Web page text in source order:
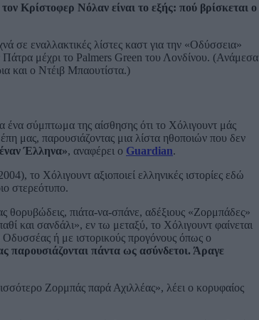
Κρίστοφερ Νόλαν είναι το εξής: πού βρίσκεται ο
σε εναλλακτικές λίστες καστ για την «Οδύσσεια»
Πάτρα μέχρι το Palmers Green του Λονδίνου. (Ανάμεσα
και ο Ντέιβ Μπαουτίστα.)
ένα σύμπτωμα της αίσθησης ότι το Χόλιγουντ μάς
μας, παρουσιάζοντας μια λίστα ηθοποιών που δεν
Έλληνα», αναφέρει ο Guardian.
το Χόλιγουντ αξιοποιεί ελληνικές ιστορίες εδώ
στερεότυπο.
θορυβώδεις, πιάτα-να-σπάνε, αδέξιους «Ζορμπάδες»
και σανδάλι», εν τω μεταξύ, το Χόλιγουντ φαίνεται
ή με ιστορικούς προγόνους όπως ο
παρουσιάζονται πάντα ως ασύνδετοι. Άραγε
Ζορμπάς παρά Αχιλλέας», λέει ο κορυφαίος